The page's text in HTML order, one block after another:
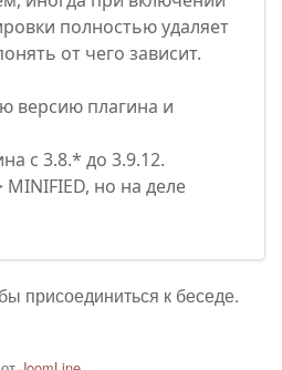
полностью удаляет
от чего зависит.
версию плагина и
с 3.8.* до 3.9.12.
но на деле
присоединиться к беседе.